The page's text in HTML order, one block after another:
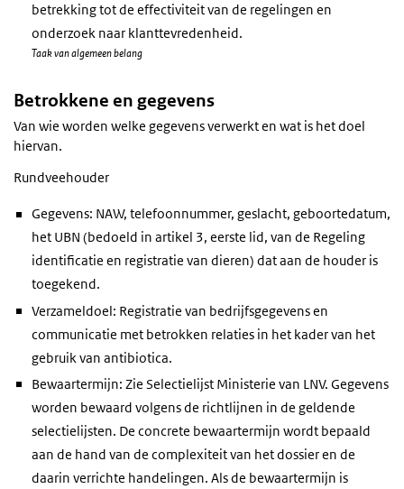
betrekking tot de effectiviteit van de regelingen en
onderzoek naar klanttevredenheid.
Taak van algemeen belang
Betrokkene en gegevens
Van wie worden welke gegevens verwerkt en wat is het doel
hiervan.
Rundveehouder
Gegevens: NAW, telefoonnummer, geslacht, geboortedatum,
het UBN (bedoeld in artikel 3, eerste lid, van de Regeling
identificatie en registratie van dieren) dat aan de houder is
toegekend.
Verzameldoel: Registratie van bedrijfsgegevens en
communicatie met betrokken relaties in het kader van het
gebruik van antibiotica.
Bewaartermijn: Zie Selectielijst Ministerie van LNV. Gegevens
worden bewaard volgens de richtlijnen in de geldende
selectielijsten. De concrete bewaartermijn wordt bepaald
aan de hand van de complexiteit van het dossier en de
daarin verrichte handelingen. Als de bewaartermijn is